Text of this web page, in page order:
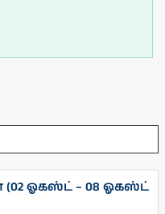
(02 ஓகஸ்ட் – 08 ஓகஸ்ட்